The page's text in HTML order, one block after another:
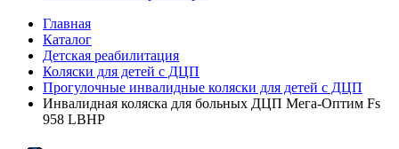
Главная
Каталог
Детская реабилитация
Коляски для детей с ДЦП
Прогулочные инвалидные коляски для детей с ДЦП
Инвалидная коляска для больных ДЦП Мега-Оптим Fs
958 LBHP